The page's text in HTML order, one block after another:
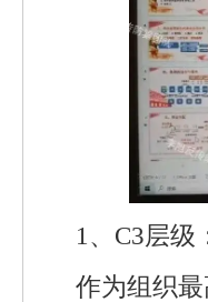
1、C3层级
作为组织